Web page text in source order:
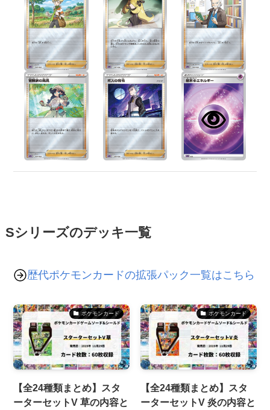
Sシリーズのデッキ一覧
歴代ポケモンカードの拡張パック一覧はこちら
ポケモンカード
【全24種類まとめ】スタ
ーターセットV 草の内容と
ポケモンカード
【全24種類まとめ】スタ
ーターセットV 炎の内容と